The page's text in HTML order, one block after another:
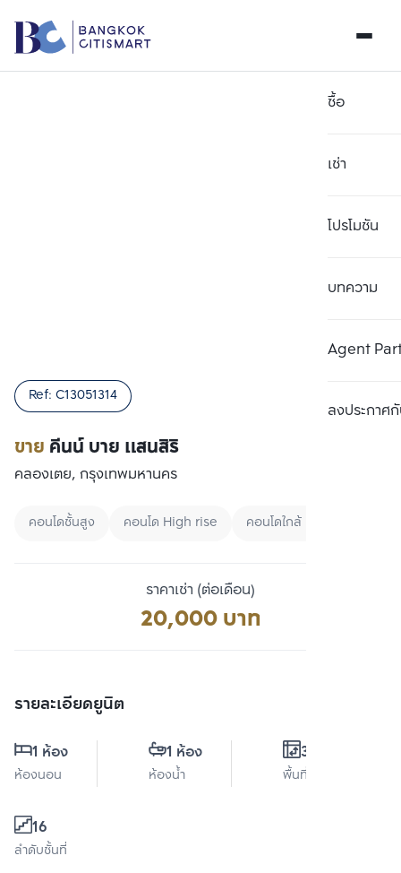
ซื้อ
เช่า
โปรโมชัน
บทความ
Agent
ลงประกาศกั
ขาย คีนน์ บาย แสนสิริ
Ref: C13051314
คลองเตย, กรุงเทพมหานคร
คอนโดชั้นสูง คอนโด High rise คอนโดใกล้ BTS
ราคาเช่า (ต่อเดือน)
20,000 บาท
รายละเอียดยูนิต
1 ห้อง
ห้องนอน
1 ห้อง
ห้องน้ำ
36 ตร.ม.
พื้นที่ใช้สอย
16
ลำดับชั้นที่